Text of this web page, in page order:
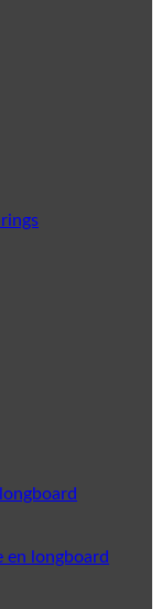
en longboard